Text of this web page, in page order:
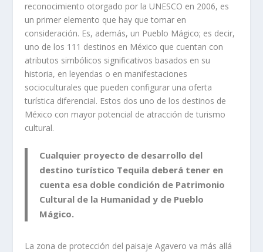
reconocimiento otorgado por la UNESCO en 2006, es
un primer elemento que hay que tomar en
consideración. Es, además, un Pueblo Mágico; es decir,
uno de los 111 destinos en México que cuentan con
atributos simbólicos significativos basados en su
historia, en leyendas o en manifestaciones
socioculturales que pueden configurar una oferta
turística diferencial. Estos dos uno de los destinos de
México con mayor potencial de atracción de turismo
cultural.
Cualquier proyecto de desarrollo del
destino turístico Tequila deberá tener en
cuenta esa doble condición de Patrimonio
Cultural de la Humanidad y de Pueblo
Mágico.
La zona de protección del paisaje Agavero va más allá